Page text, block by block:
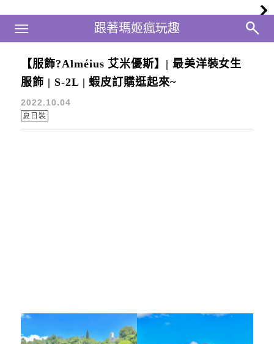
跟著瑪姬瘋玩趣
跟著瑪姬瘋玩趣
Main Menu
率性風
【服飾?Alméius 艾米優斯】| 最美洋裝女生
服飾 | S-2L | 蝦皮訂購逛起來~
2022.10.04
夏日裝